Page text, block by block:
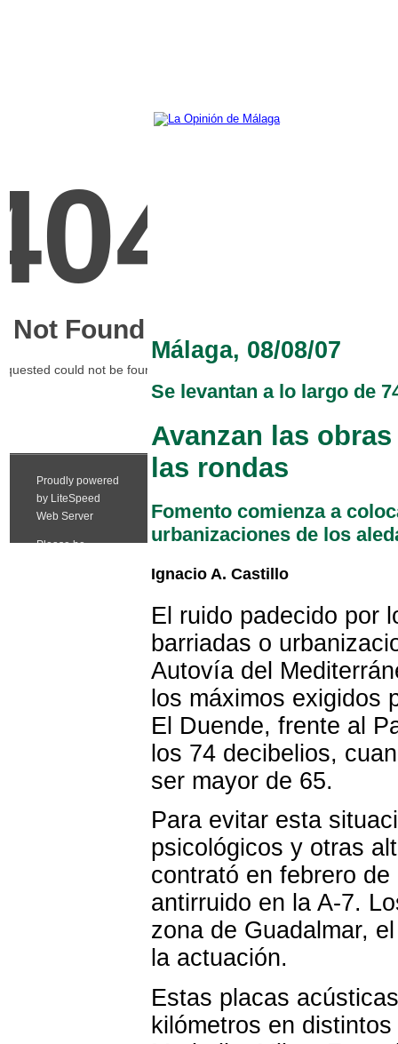
Málaga, 08/08/07
Se levantan a lo largo de
Avanzan las
las rondas
Fomento comienza a
urbanizaciones de los
Ignacio A. Castillo
El ruido padecido por
barriadas o
Autovía del
los máximos exigidos
El Duende, frente al
los 74 decibelios,
ser mayor de 65.
Para evitar esta
psicológicos y otras
contrató en febrero
antirruido en la A-7.
zona de Guadalmar,
la actuación.
Estas placas
kilómetros en